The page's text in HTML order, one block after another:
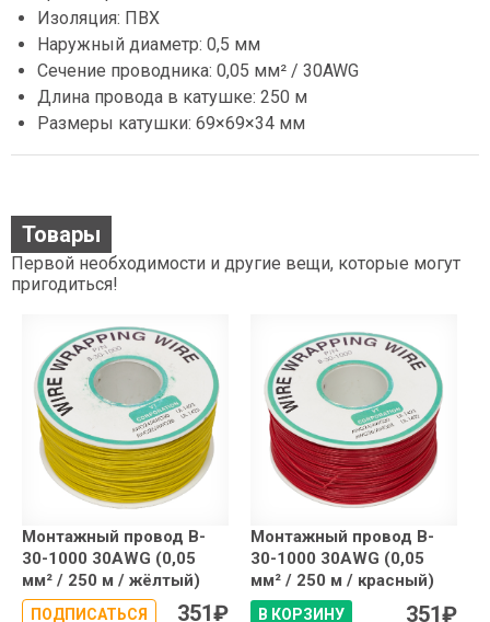
Изоляция: ПВХ
Наружный диаметр: 0,5 мм
Сечение проводника: 0,05 мм² / 30AWG
Длина провода в катушке: 250 м
Размеры катушки: 69×69×34 мм
Товары
Первой необходимости и другие вещи, которые могут
пригодиться!
Монтажный провод B-
30-1000 30AWG (0,05
мм² / 250 м / жёлтый)
ПОДПИСАТЬСЯ 351₽
Монтажный провод B-
30-1000 30AWG (0,05
мм² / 250 м / красный)
В КОРЗИНУ 351₽